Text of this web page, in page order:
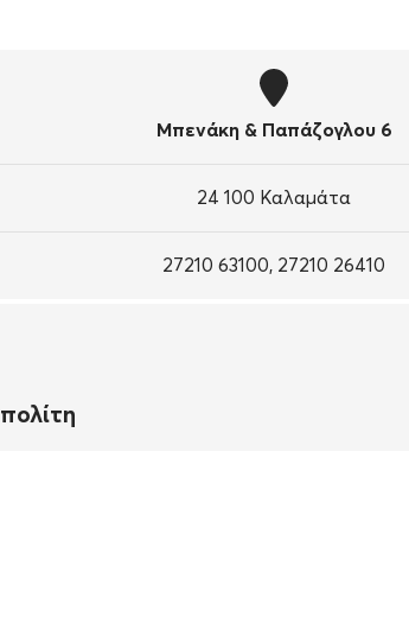
Μπενάκη & Παπάζογλου 6
24 100 Καλαμάτα
27210 63100, 27210 26410